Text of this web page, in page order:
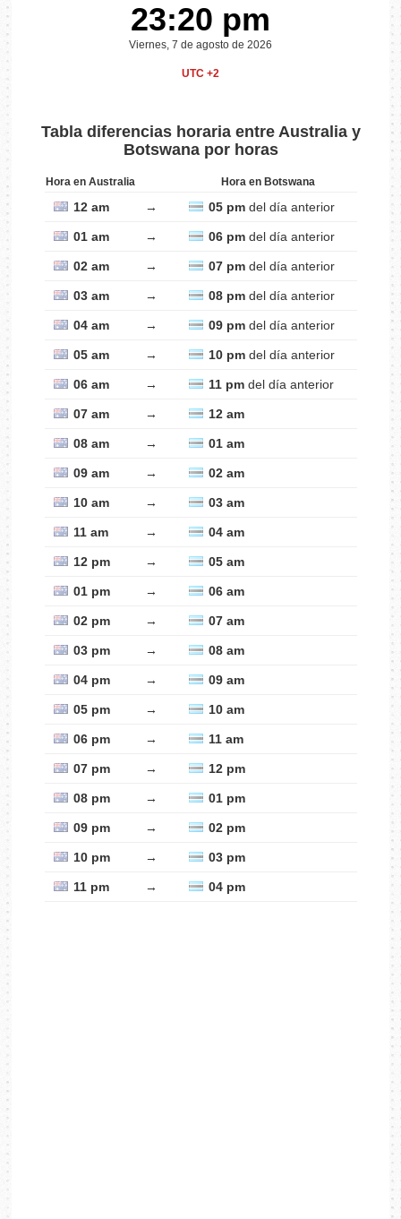
23:20 pm
Viernes, 7 de agosto de 2026
UTC +2
Tabla diferencias horaria entre Australia y
Botswana por horas
Hora en Australia Hora en Botswana
12 am → 05 pmdel día anterior
01 am → 06 pmdel día anterior
02 am → 07 pmdel día anterior
03 am → 08 pmdel día anterior
04 am → 09 pmdel día anterior
05 am → 10 pmdel día anterior
06 am → 11 pmdel día anterior
07 am → 12 am
08 am → 01 am
09 am → 02 am
10 am → 03 am
11 am → 04 am
12 pm → 05 am
01 pm → 06 am
02 pm → 07 am
03 pm → 08 am
04 pm → 09 am
05 pm → 10 am
06 pm → 11 am
07 pm → 12 pm
08 pm → 01 pm
09 pm → 02 pm
10 pm → 03 pm
11 pm → 04 pm